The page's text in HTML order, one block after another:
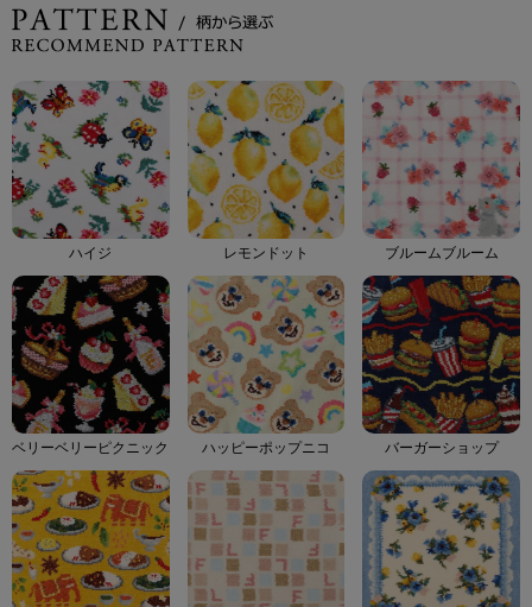
ハイジ レモンドット ブルームブルーム
ベリーベリーピクニック ハッピーポップニコ バーガーショップ